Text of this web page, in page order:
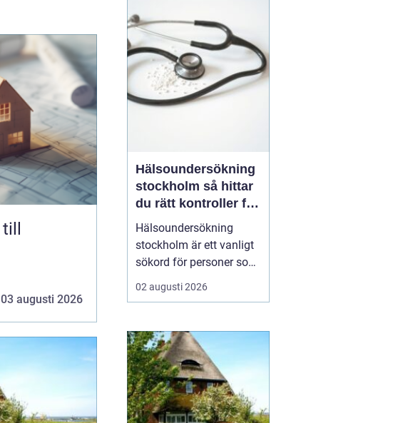
03 augusti 2026
skiss till inflyttn...
Hälsoundersökning
stockholm så hittar
du rätt kontroller för
din hälsa
Hälsoundersökning
stockholm är ett vanligt
sökord för personer som
vill få en tydlig bild av
sitt hälsoläge, upptäcka
medicinsk vägledning.
Många har en aktiv
vardag, ett krävande
jobb och begränsat med
tid, men vill ändå h...
02 augusti 2026